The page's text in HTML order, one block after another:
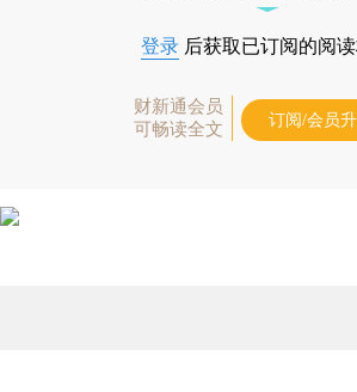
登录 后获取已订阅的阅
财新通会员
可畅读全文
订阅/会员